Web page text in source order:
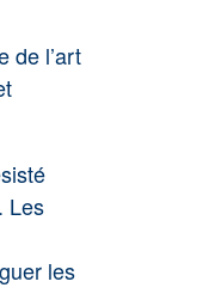
de l’art
Les
les